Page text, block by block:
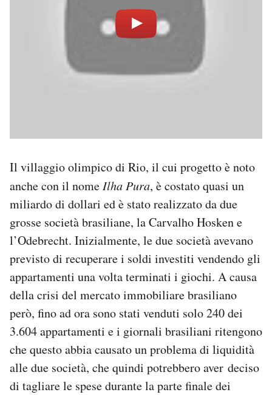
Il villaggio olimpico di Rio, il cui progetto è noto
anche con il nomeIlha Pura, è costato quasi un
miliardo di dollari ed è stato realizzato da due
grosse società brasiliane, la Carvalho Hosken e
l’Odebrecht. Inizialmente, le due società avevano
previsto di recuperare i soldi investiti vendendo gli
appartamenti una volta terminati i giochi. A causa
della crisi del mercato immobiliare brasiliano
però, fino ad ora sono stati venduti solo 240 dei
3.604 appartamenti e i giornali brasiliani ritengono
che questo abbia causato un problema di liquidità
alle due società, che quindi potrebbero aver deciso
di tagliare le spese durante la parte finale dei